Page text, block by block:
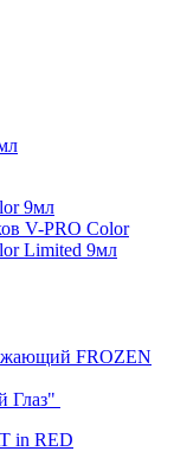
9мл
V-PRO Color
Limited 9мл
FROZEN
Глаз"
in RED